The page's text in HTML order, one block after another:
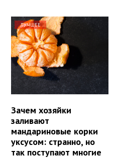
ЛУЧШЕЕ
Зачем хозяйки
заливают
мандариновые корки
уксусом: странно, но
так поступают многие